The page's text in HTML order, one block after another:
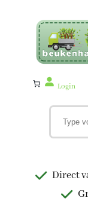
Login
Direct